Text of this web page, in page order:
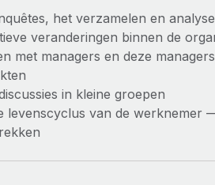
het verzamelen en
veranderingen binnen de
met managers en deze
in kleine groepen
levenscyclus van de werknemer